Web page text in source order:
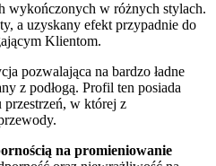
wykończonych w różnych stylach.
a uzyskany efekt przypadnie do
Klientom.
pozwalająca na bardzo ładne
z podłogą. Profil ten posiada
w której z
na promieniowanie